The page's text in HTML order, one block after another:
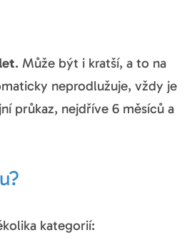
. Může být i kratší, a to na
neprodlužuje, vždy je
průkaz, nejdříve 6 měsíců a
kategorií: